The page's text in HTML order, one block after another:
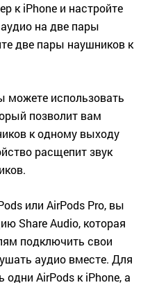
к iPhone и настройте
на две пары
две пары наушников к
можете использовать
позволит вам
к одному выходу
расщепит звук
или AirPods Pro, вы
Share Audio, которая
подключить свои
аудио вместе. Для
AirPods к iPhone, а